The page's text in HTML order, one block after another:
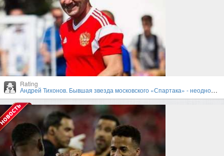
Rating
Андрей Тихонов. Бывшая звезда московского «Спартака» - неоднозначный тренер